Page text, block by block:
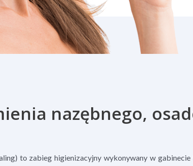
nazębnego,
to zabieg higienizacyjny wykonywany w